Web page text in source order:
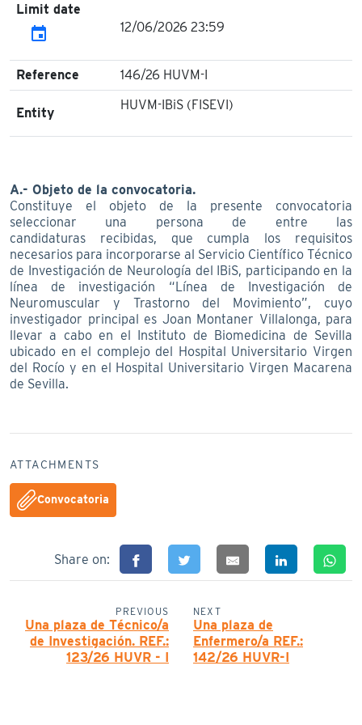
Limit date
event 12/06/2026 23:59
Reference 146/26 HUVM-I
Entity
HUVM-IBiS (FISEVI)
A.- Objeto de la convocatoria.
Constituye el objeto de la presente convocatoria
seleccionar una persona de entre las
candidaturas recibidas, que cumpla los requisitos
necesarios para incorporarse al Servicio Científico Técnico
de Investigación de Neurología del IBiS, participando en la
línea de investigación “Línea de Investigación de
Neuromuscular y Trastorno del Movimiento”, cuyo
investigador principal es Joan Montaner Villalonga, para
llevar a cabo en el Instituto de Biomedicina de Sevilla
ubicado en el complejo del Hospital Universitario Virgen
del Rocío y en el Hospital Universitario Virgen Macarena
de Sevilla.
ATTACHMENTS
Convocatoria
Share on:
PREVIOUS
Una plaza de Técnico/a
de Investigación. REF.:
123/26 HUVR - I
NEXT
Una plaza de
Enfermero/a REF.:
142/26 HUVR-I